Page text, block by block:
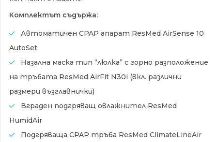
Комплектът съдържа:
Автоматичен CPAP апарат ResMed AirSense 10
AutoSet
Назална маска тип “люлка” с горно разположение
на тръбата ResMed AirFit N30i (вкл. различни
размери възглавнички)
Вграден подгряващ овлажнител ResMed
HumidAir
Подгряваща CPAP тръба ResMed ClimateLineAir